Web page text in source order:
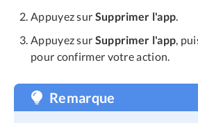
Appuyez sur Supprimer l'app
Appuyez sur Supprimer l'app ,
pour confirmer votre action.
Remarque